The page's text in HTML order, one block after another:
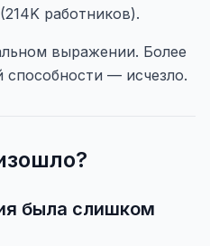
работников).
выражении. Более
способности — исчезло.
была слишком